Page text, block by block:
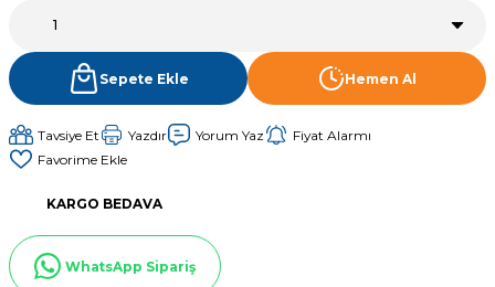
Wtr Havuz
Wtr Havuz Kimyasalları Setleri
Selenoid
Havuz Isıtma
Havuz Elektrik
Sepete Ekle Hemen Al
Tavsiye Et Yazdır Yorum Yaz Fiyat Alarmı
KARGO BEDAVA
WhatsApp Sipariş